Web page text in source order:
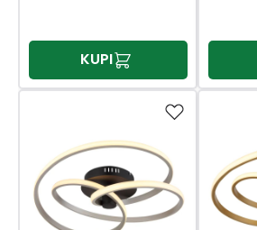
KUPI